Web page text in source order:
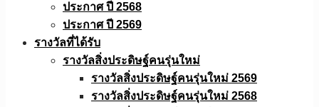
ประกาศ ปี 2568
ประกาศ ปี 2569
รางวัลที่ได้รับ
รางวัลสิ่งประดิษฐ์คนรุ่นใหม่
รางวัลสิ่งประดิษฐ์คนรุ่นใหม่ 2569
รางวัลสิ่งประดิษฐ์คนรุ่นใหม่ 2568